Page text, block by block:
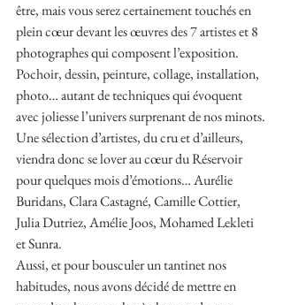
être, mais vous serez certainement touchés en
plein cœur devant les œuvres des 7 artistes et 8
photographes qui composent l’exposition.
Pochoir, dessin, peinture, collage, installation,
photo… autant de techniques qui évoquent
avec joliesse l’univers surprenant de nos minots.
Une sélection d’artistes, du cru et d’ailleurs,
viendra donc se lover au cœur du Réservoir
pour quelques mois d’émotions… Aurélie
Buridans, Clara Castagné, Camille Cottier,
Julia Dutriez, Amélie Joos, Mohamed Lekleti
et Sunra.
Aussi, et pour bousculer un tantinet nos
habitudes, nous avons décidé de mettre en